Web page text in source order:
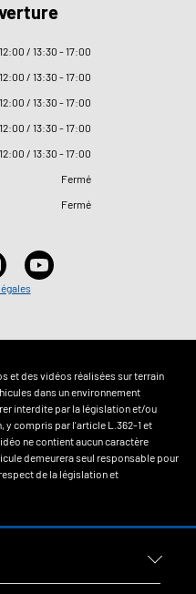
:00 / 13:30 - 17:00
:00 / 13:30 - 17:00
:00 / 13:30 - 17:00
:00 / 13:30 - 17:00
:00 / 13:30 - 17:00
Fermé
Fermé
et des vidéos réalisées sur terrain
dans un environnement
interdite par la législation et/ou
y compris par l'article L.362-1 et
ne contient aucun caractère
demeurera seul responsable pour
de la législation et